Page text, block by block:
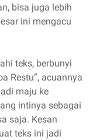
bisa juga lebih
ini mengacu
teks, berbunyi
Restu”, acuannya
maju ke
intinya sebagai
saja. Kesan
teks ini jadi